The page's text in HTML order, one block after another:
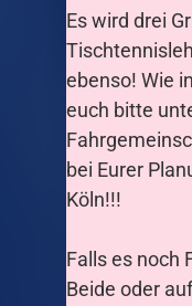
Es wird drei
ebenso! Wie
euch bitte
bei Eurer
Köln!!!
Falls es noch
Beide oder